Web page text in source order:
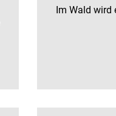
Im Wald wird